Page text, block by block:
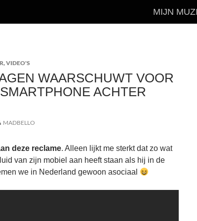
MIJN
,VIDEO'S
WAARSCHUWT VOOR
ACHTER
MADBELLO
deze reclame. Alleen lijkt me sterkt dat zo wat
van zijn mobiel aan heeft staan als hij in de
we in Nederland gewoon asociaal